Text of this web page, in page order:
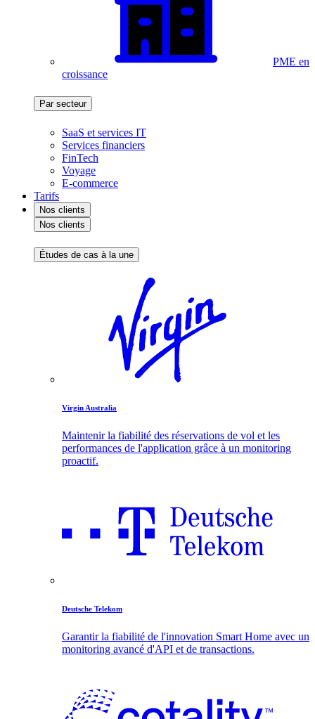
PME en
croissance
Par secteur
SaaS et services IT
Services financiers
FinTech
Voyage
E-commerce
Tarifs
Nos clients
Nos clients
Études de cas à la une
Virgin Australia
Maintenir la fiabilité des réservations de vol et les
performances de l'application grâce à un monitoring
proactif.
Deutsche Telekom
Garantir la fiabilité de l'innovation Smart Home avec un
monitoring avancé d'API et de transactions.